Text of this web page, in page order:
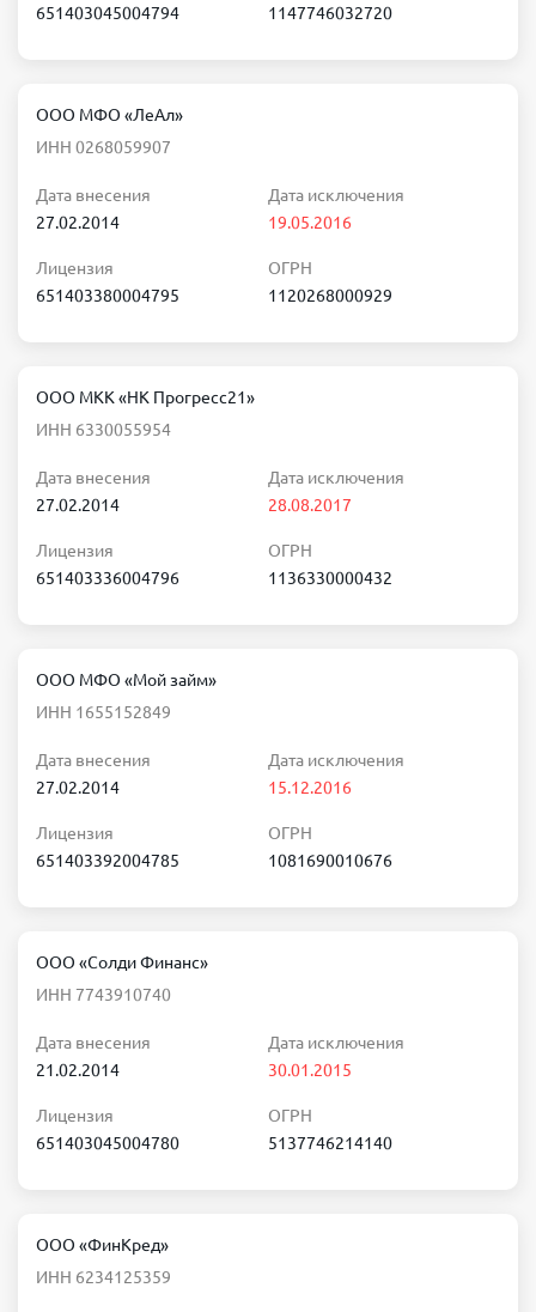
651403045004794
1147746032720
ООО МФО «ЛеАл»
ИНН 0268059907
Дата внесения
27.02.2014
Дата исключения
19.05.2016
Лицензия
651403380004795
ОГРН
1120268000929
ООО МКК «НК Прогресс21»
ИНН 6330055954
Дата внесения
27.02.2014
Дата исключения
28.08.2017
Лицензия
651403336004796
ОГРН
1136330000432
ООО МФО «Мой займ»
ИНН 1655152849
Дата внесения
27.02.2014
Дата исключения
15.12.2016
Лицензия
651403392004785
ОГРН
1081690010676
ООО «Солди Финанс»
ИНН 7743910740
Дата внесения
21.02.2014
Дата исключения
30.01.2015
Лицензия
651403045004780
ОГРН
5137746214140
ООО «ФинКред»
ИНН 6234125359